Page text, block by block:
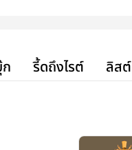
รี้ดถึงไรต์ ลิสต์